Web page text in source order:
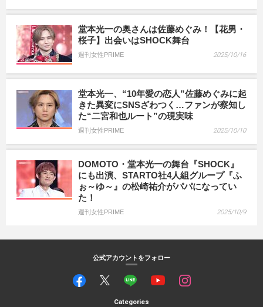
堂本光一の奥さんは佐藤めぐみ！【花男・
桜子】出会いはSHOCK舞台
週刊女性PRIME 2025/10/16
堂本光一、“10年愛の恋人”佐藤めぐみに起
きた異変にSNSざわつく…ファンが察知し
た“二宮和也ルート”の現実味
週刊女性PRIME 2025/10/10
DOMOTO・堂本光一の舞台『SHOCK』
にも出演、STARTO社4人組グループ『ふ
ぉ～ゆ～』の松崎祐介がパパになってい
た！
週刊女性PRIME 2025/10/9
公式アカウントをフォロー
Categories